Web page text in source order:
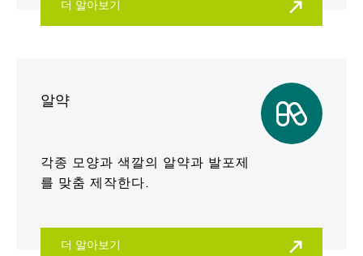
더 알아보기
알약
각종 모양과 색깔의 알약과 발포제
를 맞춤 제작한다.
더 알아보기